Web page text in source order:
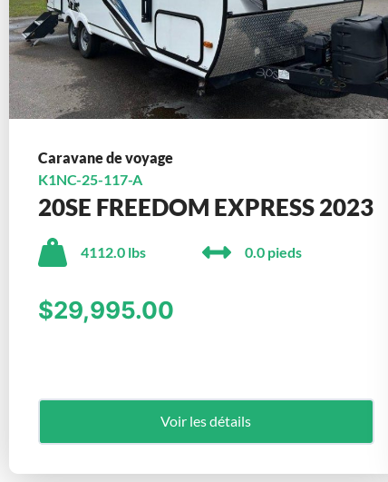
Caravane de voyage
K1NC-25-117-A
20SE FREEDOM EXPRESS 2023
4112.0 lbs 0.0 pieds
$29,995.00
Voir les détails